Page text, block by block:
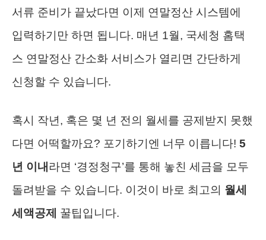
서류 준비가 끝났다면 이제 연말정산 시스템에
입력하기만 하면 됩니다. 매년 1월, 국세청 홈택
스 연말정산 간소화 서비스가 열리면 간단하게
신청할 수 있습니다.
혹시 작년, 혹은 몇 년 전의 월세를 공제받지 못했
다면 어떡할까요? 포기하기엔 너무 이릅니다! 5
년 이내 라면 ‘경정청구’를 통해 놓친 세금을 모두
돌려받을 수 있습니다. 이것이 바로 최고의 월세
세액공제 꿀팁입니다.